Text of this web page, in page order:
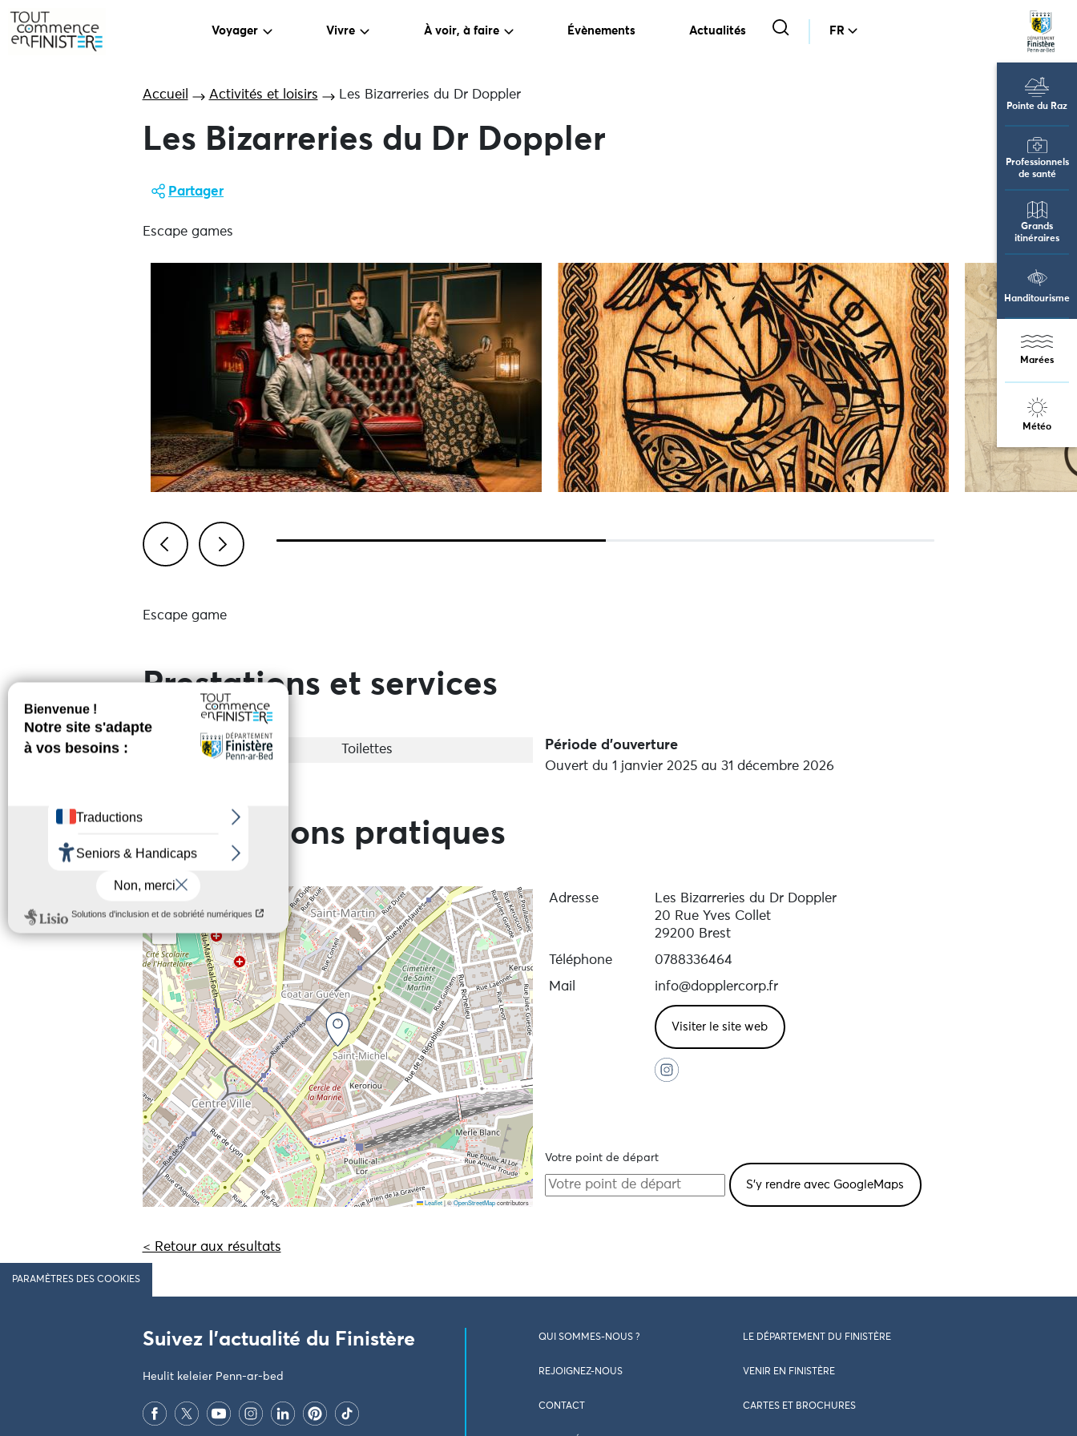
Voyager Vivre À voir, à faire Évènements Actualités FR
Pointe du Raz
Professionnels
de santé
Grands
itinéraires
Handitourisme
Marées
Météo
Accueil Activités et loisirs Les Bizarreries du Dr Doppler
Les Bizarreries du Dr Doppler
Partager
Escape games
Escape game
Prestations et services
Toilettes Période d'ouverture
Ouvert du 1 janvier 2025 au 31 décembre 2026
Informations pratiques
+
−
Leaflet |©OpenStreetMapcontributors
Adresse
Les Bizarreries du Dr Doppler
20 Rue Yves Collet
29200 Brest
Téléphone
0788336464
Mail
info@dopplercorp.fr
Visiter le site web
Votre point de départ
< Retour aux résultats
PARAMÈTRES DES COOKIES
Suivez l'actualité du Finistère
Heulit keleier Penn-ar-bed
QUI SOMMES-NOUS ? LE DÉPARTEMENT DU FINISTÈRE
REJOIGNEZ-NOUS VENIR EN FINISTÈRE
CONTACT CARTES ET BROCHURES